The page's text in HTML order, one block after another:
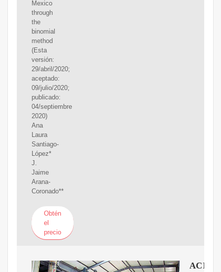
Mexico
through
the
binomial
method
(Esta
versión:
29/abril/2020;
aceptado:
09/julio/2020;
publicado:
04/septiembre
2020)
Ana
Laura
Santiago-
López*
J.
Jaime
Arana-
Coronado**
Obtén
el
precio